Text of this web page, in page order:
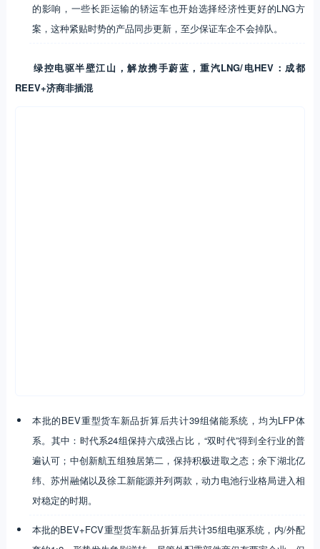
的影响，一些长距运输的轿运车也开始选择经济性更好的LNG方
案，这种紧贴时势的产品同步更新，至少保证车企不会掉队。
绿控电驱半壁江山，解放携手蔚蓝，重汽LNG/电HEV：成都
REEV+济商非插混
本批的BEV重型货车新品折算后共计39组储能系统，均为LFP体
系。其中：时代系24组保持六成强占比，“双时代”得到全行业的普
遍认可；中创新航五组独居第二，保持积极进取之态；余下湖北亿
纬、苏州融储以及徐工新能源并列两款，动力电池行业格局进入相
对稳定的时期。
本批的BEV+FCV重型货车新品折算后共计35组电驱系统，内/外配